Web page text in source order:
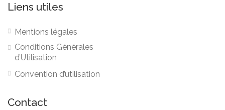
Liens utiles
Mentions légales
Conditions Générales
d’Utilisation
Convention d’utilisation
Contact